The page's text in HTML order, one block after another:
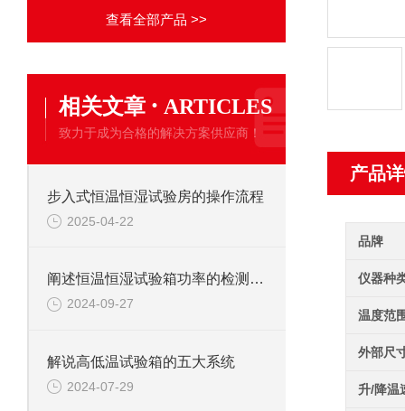
查看全部产品 >>
相关文章 · ARTICLES
致力于成为合格的解决方案供应商！
步入式恒温恒湿试验房的操作流程
2025-04-22
阐述恒温恒湿试验箱功率的检测方法
2024-09-27
解说高低温试验箱的五大系统
2024-07-29
产品
品牌
仪器种
温度范
外部尺
升/降温